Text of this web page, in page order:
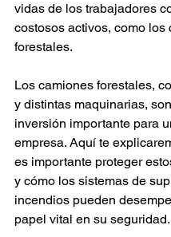
vidas de los trabajadores
costosos activos, como los
forestales.
Los camiones forestales,
y distintas maquinarias,
inversión importante para
empresa. Aquí te
es importante proteger
y cómo los sistemas de
incendios pueden
papel vital en su seguridad.